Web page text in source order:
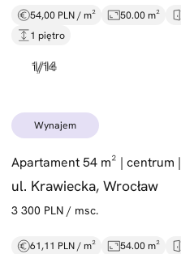
54,00 PLN / m² 50.00 m²
1 piętro
wynajem
Apartament 54 m² | centrum |
ul. Krawiecka, Wrocław
3 300 PLN / msc.
61,11 PLN / m² 54.00 m²